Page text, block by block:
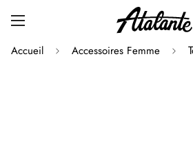
Accueil Accessoires Femme